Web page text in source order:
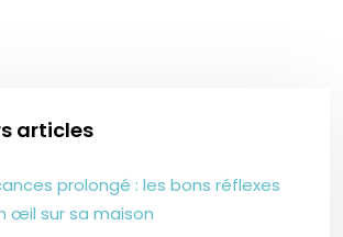
articles
prolongé : les bons réflexes
œil sur sa maison